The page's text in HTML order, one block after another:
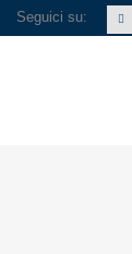
Seguici su: